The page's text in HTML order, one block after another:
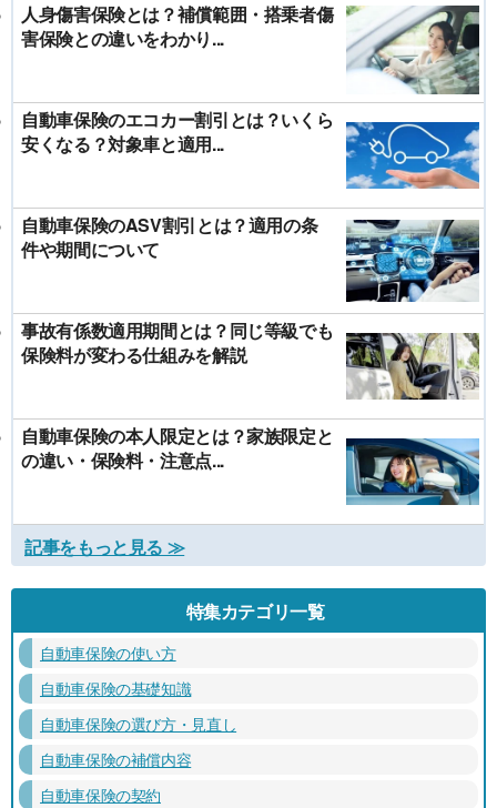
人身傷害保険とは？補償範囲・搭乗者傷
害保険との違いをわかり...
自動車保険のエコカー割引とは？いくら
安くなる？対象車と適用...
自動車保険のASV割引とは？適用の条
件や期間について
事故有係数適用期間とは？同じ等級でも
保険料が変わる仕組みを解説
自動車保険の本人限定とは？家族限定と
の違い・保険料・注意点...
記事をもっと見る ≫
特集カテゴリ一覧
自動車保険の使い方
自動車保険の基礎知識
自動車保険の選び方・見直し
自動車保険の補償内容
自動車保険の契約